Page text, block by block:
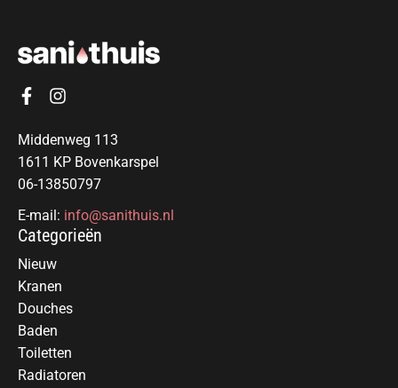
Middenweg 113
1611 KP Bovenkarspel
06-13850797
E-mail: info@sanithuis.nl
Categorieën
Nieuw
Kranen
Douches
Baden
Toiletten
Radiatoren